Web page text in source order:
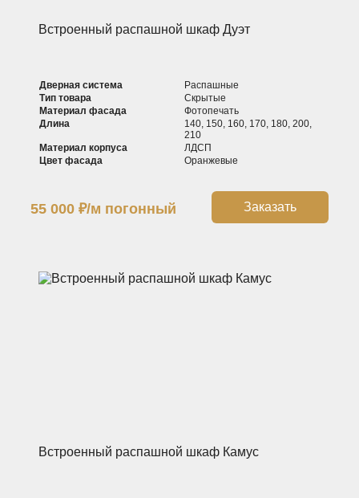
Встроенный распашной шкаф Дуэт
Дверная система
Распашные
Тип товара
Скрытые
Материал фасада
Фотопечать
Длина
140, 150, 160, 170, 180, 200,
210
Материал корпуса
ЛДСП
Цвет фасада
Оранжевые
55 000₽/м погонный Заказать
Встроенный распашной шкаф Камус